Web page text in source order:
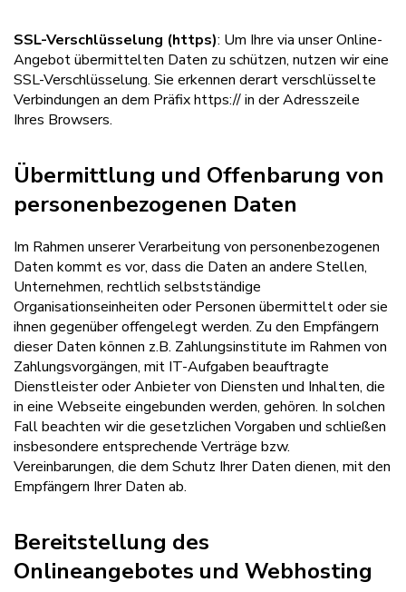
SSL-Verschlüsselung (https): Um Ihre via unser Online-
Angebot übermittelten Daten zu schützen, nutzen wir eine
SSL-Verschlüsselung. Sie erkennen derart verschlüsselte
Verbindungen an dem Präfix https:// in der Adresszeile
Ihres Browsers.
Übermittlung und Offenbarung von
personenbezogenen Daten
Im Rahmen unserer Verarbeitung von personenbezogenen
Daten kommt es vor, dass die Daten an andere Stellen,
Unternehmen, rechtlich selbstständige
Organisationseinheiten oder Personen übermittelt oder sie
ihnen gegenüber offengelegt werden. Zu den Empfängern
dieser Daten können z.B. Zahlungsinstitute im Rahmen von
Zahlungsvorgängen, mit IT-Aufgaben beauftragte
Dienstleister oder Anbieter von Diensten und Inhalten, die
in eine Webseite eingebunden werden, gehören. In solchen
Fall beachten wir die gesetzlichen Vorgaben und schließen
insbesondere entsprechende Verträge bzw.
Vereinbarungen, die dem Schutz Ihrer Daten dienen, mit den
Empfängern Ihrer Daten ab.
Bereitstellung des
Onlineangebotes und Webhosting